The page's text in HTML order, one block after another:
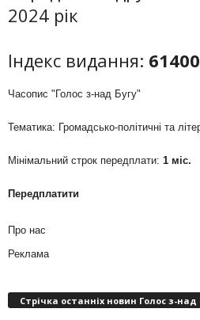
2024 рік
Індекс видання: 61400
Часопис "Голос з-над Бугу"
Тематика: Громадсько-політичні та
Мінімальний строк передплати: 1 міс.
Передплатити
Про нас
Реклама
Стрічка останніх новин Голос з-над